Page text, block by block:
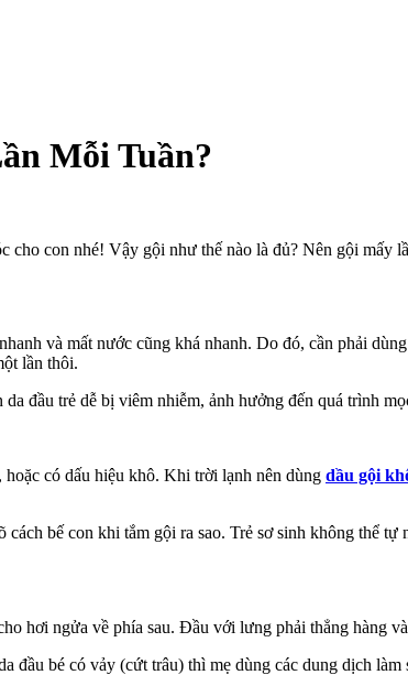
Mỗi Tuần?
cho con nhé! Vậy gội như thế nào là đủ? Nên gội mấy
và mất nước cũng khá nhanh. Do đó, cần phải dùng
lần thôi.
đầu trẻ dễ bị viêm nhiễm, ảnh hưởng đến quá trình
hoặc có dấu hiệu khô. Khi trời lạnh nên dùng dầu gội
bế con khi tắm gội ra sao. Trẻ sơ sinh không thể
hơi ngửa về phía sau. Đầu với lưng phải thẳng hàng
bé có vảy (cứt trâu) thì mẹ dùng các dung dịch